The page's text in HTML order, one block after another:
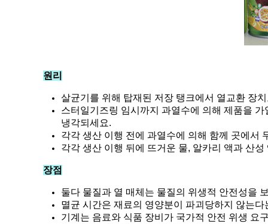
원리
살균기를 위해 탑재된 저장 탱크에서 열교환 장
스터일기즈링 임시까지 과열수에 의해 제품을
냉각되세요.
각각 생산 이행 전에 과열수에 의해 함께 곳에서
각각 생산 이행 뒤에 뜨거운 물, 알카리 액과 산
장점
둘다 물질과 열 매체는 물질의 위생적 안전성을
멸균 시간은 재료의 영양분이 파괴당하지 않는
기계는 음료와 식품 장비가 국가적 안전 위생 요